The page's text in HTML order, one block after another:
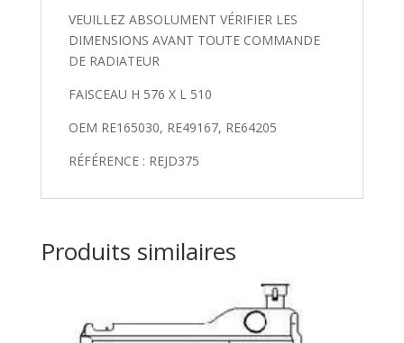
VEUILLEZ ABSOLUMENT VÉRIFIER LES
DIMENSIONS AVANT TOUTE COMMANDE
DE RADIATEUR
FAISCEAU H 576 X L 510
OEM RE165030, RE49167, RE64205
RÉFÉRENCE : REJD375
Produits similaires